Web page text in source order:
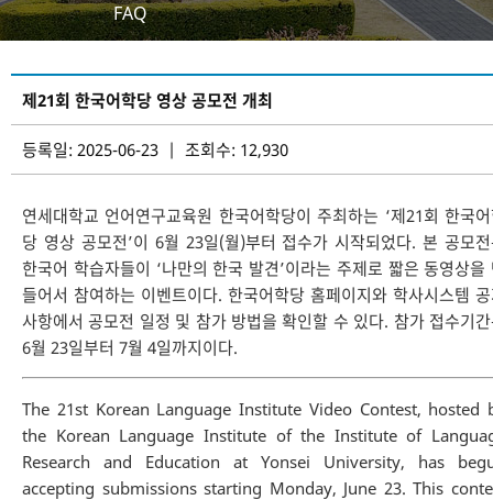
FAQ
제21회 한국어학당 영상 공모전 개최
등록일: 2025-06-23 | 조회수: 12,930
연세대학교 언어연구교육원 한국어학당이 주최하는 ‘제21회 한국
당 영상 공모전’이 6월 23일(월)부터 접수가 시작되었다. 본 공모
한국어 학습자들이 ‘나만의 한국 발견’이라는 주제로 짧은 동영상을
들어서 참여하는 이벤트이다. 한국어학당 홈페이지와 학사시스템
사항에서 공모전 일정 및 참가 방법을 확인할 수 있다. 참가 접수기
6월 23일부터 7월 4일까지이다.
The 21st Korean Language Institute Video Contest, hosted
the Korean Language Institute of the Institute of
Research and Education at Yonsei University, has
accepting submissions starting Monday, June 23. This